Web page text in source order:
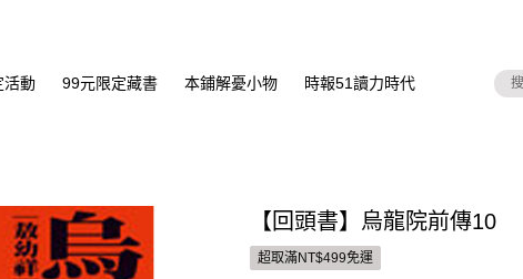
活動 99元限定藏書 本鋪解憂小物 時報51讀力時代
【回頭書】烏龍院前傳10
超取滿NT$499免運